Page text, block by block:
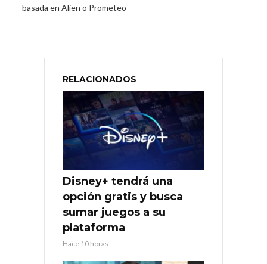
basada en Alien o Prometeo
RELACIONADOS
Disney+ tendrá una
opción gratis y busca
sumar juegos a su
plataforma
Hace 10 horas